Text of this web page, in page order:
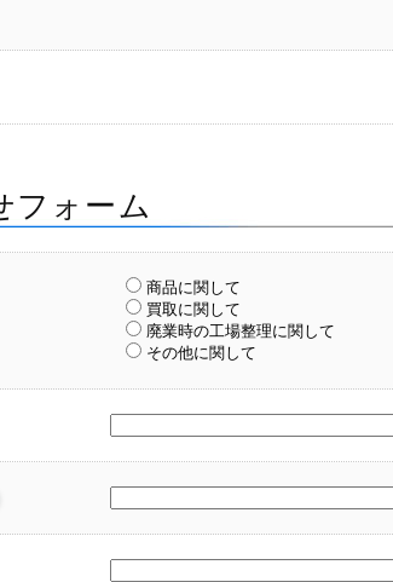
フォーム
商品に関して
買取に関して
廃業時の工場整理に関して
その他に関して